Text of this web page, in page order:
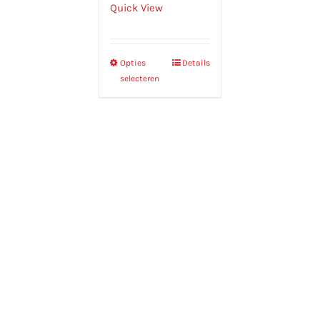
Quick View
Opties
selecteren
Dit
product
Details